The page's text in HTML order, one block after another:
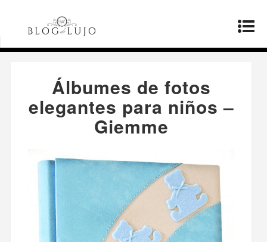
Página principal
Álbumes de fotos
elegantes para niños – Giemme
Álbumes de fotos
elegantes para niños –
Giemme